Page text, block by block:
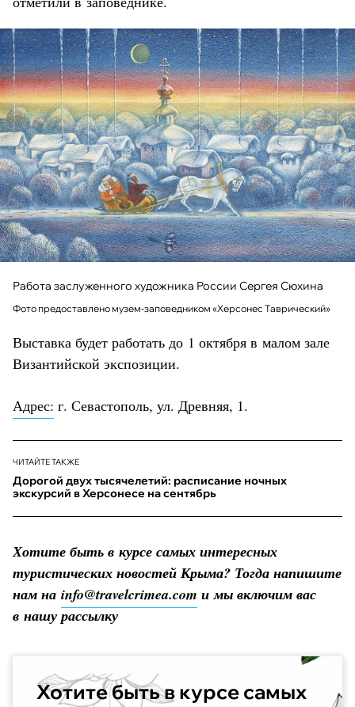
Работа заслуженного художника России Сергея Сюхина
Фото предоставлено музем-заповедником «Херсонес Таврический»
Выставка будет работать до 1 октября в малом зале
Византийской экспозиции.
Адрес: г. Севастополь, ул. Древняя, 1.
ЧИТАЙТЕ ТАКЖЕ
Дорогой двух тысячелетий: расписание ночных
экскурсий в Херсонесе на сентябрь
Хотите быть в курсе самых интересных
туристических новостей Крыма? Тогда напишите
нам на info@travelcrimea.com и мы включим вас
в нашу рассылку
Хотите быть в курсе самых